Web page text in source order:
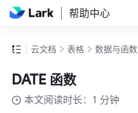
帮助中心
云文档 表格 数据与函数
DATE 函数
本文阅读时长：1 分钟